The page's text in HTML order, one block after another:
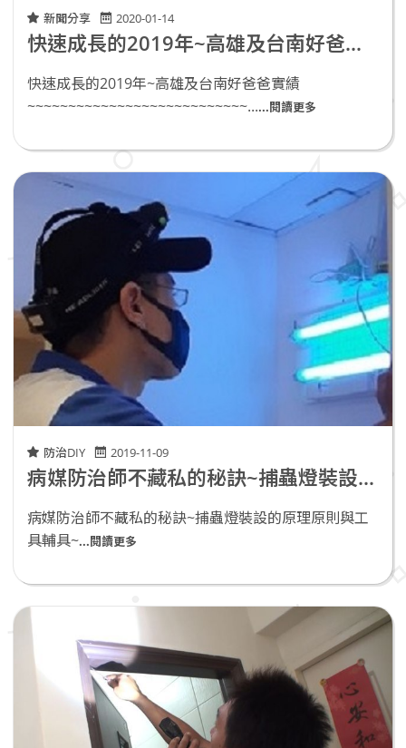
新聞分享 2020-01-14
快速成長的2019年~高雄及台南好爸爸實績
快速成長的2019年~高雄及台南好爸爸實績
~~~~~~~~~~~~~~~~~~~~~~~~~~~......閱讀更多
防治DIY 2019-11-09
病媒防治師不藏私的秘訣~捕蟲燈裝設的原理原則與工具輔具~
病媒防治師不藏私的秘訣~捕蟲燈裝設的原理原則與工
具輔具~...閱讀更多